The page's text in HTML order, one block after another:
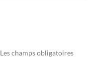
Les champs obligatoires